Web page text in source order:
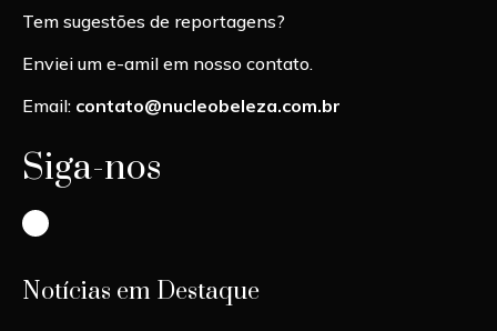
Tem sugestões de reportagens?
Enviei um e-amil em nosso contato.
Email: contato@nucleobeleza.com.br
Siga-nos
Instagram
Notícias em Destaque